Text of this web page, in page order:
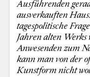
Ausführenden
ausverkauften
tagespolitische
Jahren alten
Anwesenden zum
kann man von der
Kunstform nicht